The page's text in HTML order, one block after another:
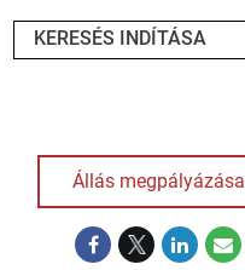
Állás megpályázása